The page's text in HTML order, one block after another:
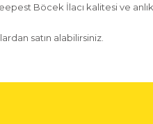
Böcek İlacı kalitesi ve
satın alabilirsiniz.